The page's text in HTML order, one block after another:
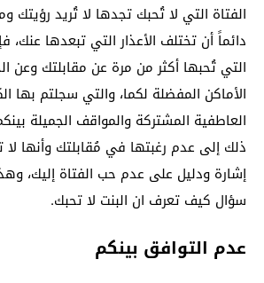
الفتاة التي لا تُحبك تجدها لا تُريد رؤيتك
دائماً أن تختلف الأعذار التي تبعدها عنك،
التي تُحبها أكثر من مرة عن مقابلتك وعن
الأماكن المفضلة لكما، والتي سجلتم بها
العاطفية المشتركة والمواقف الجميلة
ذلك إلى عدم رغبتها في مُقابلتك وأنها
إشارة ودليل على عدم حب الفتاة إليك،
سؤال كيف تعرف ان البنت لا تحبك.
عدم التوافق بينكم